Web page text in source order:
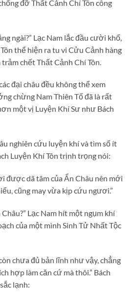
đỡ Thất Cảnh Chí Tôn công
ngài?” Lạc Nam lắc đầu cười khổ,
thể hiện ra tu vi Cửu Cảnh hàng
chết Thất Cảnh Chí Tôn.
đại châu đều không thể xem
chừng Nam Thiên Tố đã là rất
một vị Luyện Khí Sư như Bách
nghiên cứu luyện khí và tìm số ít
Luyện Khí Tôn trịnh trọng nói:
được dã tâm của Ẩn Châu nên mới
cũng may vừa kịp cứu ngươi.”
Lạc Nam hít một ngụm khí
của một mình Sinh Tử Nhất Tộc
chưa đủ bản lĩnh như vậy, chẳng
hợp làm căn cứ mà thôi.” Bách
lạnh: